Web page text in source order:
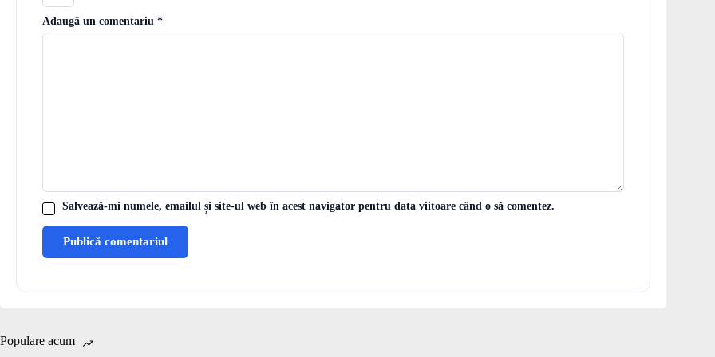
Adaugă un comentariu *
Salvează-mi numele, emailul și site-ul web în acest navigator pentru data viitoare când o să comentez.
Publică comentariul
Populare acum